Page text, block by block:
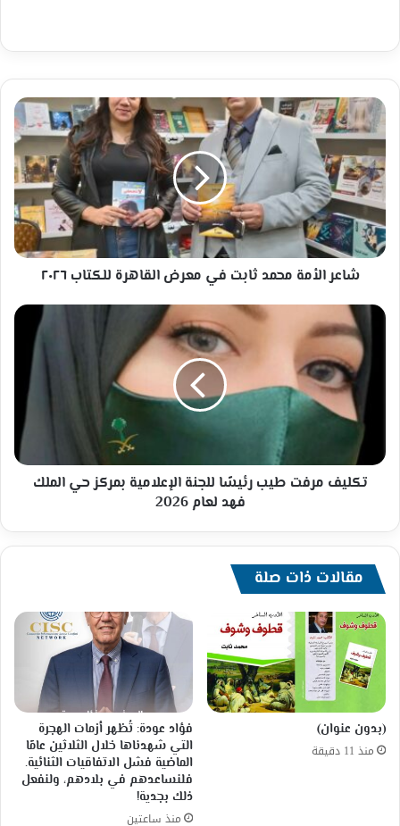
شاعر
الأمة
محمد
ثابت
في
معرض
القاهرة
للكتاب
٢٠٢٦
شاعر الأمة محمد ثابت في معرض القاهرة للكتاب ٢٠٢٦
تكليف
مرفت
طيب
رئيسًا
للجنة
الإعلامية
بمركز
الملك
فهدتكليف مرفت طيب رئيسًا للجنة الإعلامية بمركز حي الملك
فهد لعام 2026
مقالات ذات صلة
(بدون عنوان)
منذ 11 دقيقة
فؤاد عودة: تُظهر أزمات الهجرة
التي شهدناها خلال الثلاثين عامًا
الماضية فشل الاتفاقيات الثنائية.
فلنساعدهم في بلادهم، ولنفعل
ذلك بجدية!
منذ ساعتين